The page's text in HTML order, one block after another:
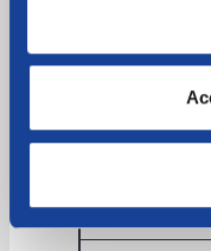
Mercato
Codice